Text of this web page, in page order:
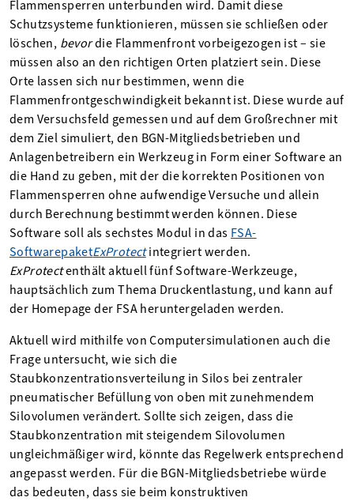
Flammensperren unterbunden wird. Damit diese
Schutzsysteme funktionieren, müssen sie schließen oder
löschen, bevordie Flammenfront vorbeigezogen ist – sie
müssen also an den richtigen Orten platziert sein. Diese
Orte lassen sich nur bestimmen, wenn die
Flammenfrontgeschwindigkeit bekannt ist. Diese wurde auf
dem Versuchsfeld gemessen und auf dem Großrechner mit
dem Ziel simuliert, den BGN-Mitgliedsbetrieben und
Anlagenbetreibern ein Werkzeug in Form einer Software an
die Hand zu geben, mit der die korrekten Positionen von
Flammensperren ohne aufwendige Versuche und allein
durch Berechnung bestimmt werden können. Diese
Software soll als sechstes Modul in das FSA-
SoftwarepaketExProtectintegriert werden.
ExProtectenthält aktuell fünf Software-Werkzeuge,
hauptsächlich zum Thema Druckentlastung, und kann auf
der Homepage der FSA heruntergeladen werden.
Aktuell wird mithilfe von Computersimulationen auch die
Frage untersucht, wie sich die
Staubkonzentrationsverteilung in Silos bei zentraler
pneumatischer Befüllung von oben mit zunehmendem
Silovolumen verändert. Sollte sich zeigen, dass die
Staubkonzentration mit steigendem Silovolumen
ungleichmäßiger wird, könnte das Regelwerk entsprechend
angepasst werden. Für die BGN-Mitgliedsbetriebe würde
das bedeuten, dass sie beim konstruktiven